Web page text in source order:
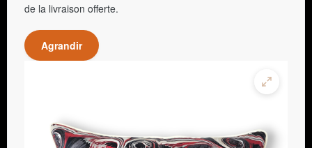
de la livraison offerte.
Agrandir